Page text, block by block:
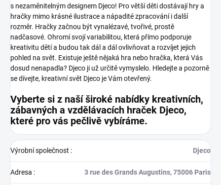
s nezaměnitelným designem Djeco! Pro větší děti dostávají hry a
hračky mimo krásné ilustrace a nápadité zpracování i další
rozměr. Hračky začnou být vynalézavé, tvořivé, prostě
nadčasové. Ohromí svojí variabilitou, která přímo podporuje
kreativitu dětí a budou tak dál a dál ovlivňovat a rozvíjet jejich
pohled na svět. Existuje ještě nějaká hra nebo hračka, která Vás
dosud nenapadla? Djeco ji už určitě vymyslelo. Hledejte a pozorně
se dívejte, kreativní svět Djeco je Vám otevřený.
Vyberte si z naší široké nabídky kreativních,
zábavných a vzdělávacích hraček Djeco,
které pro vás pečlivě vybíráme.
Výrobní společnost : Djeco
Adresa : 3 rue des Grands Augustins, 75006 Paris